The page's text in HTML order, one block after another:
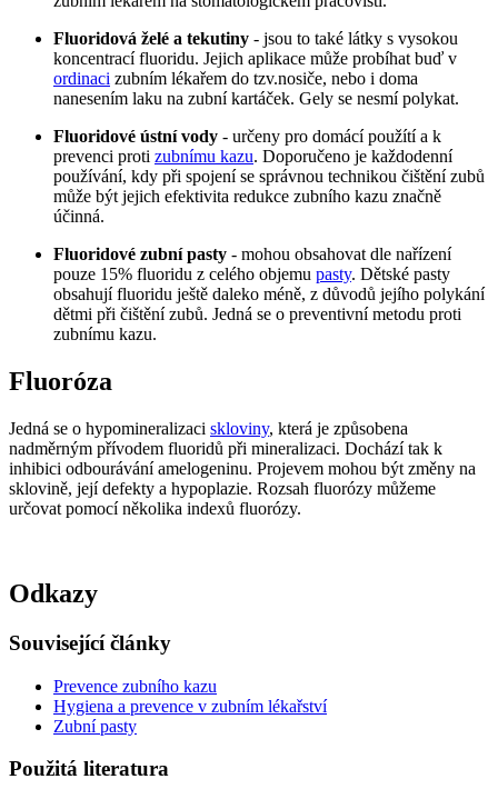
Fluoridová želé a tekutiny - jsou to také látky s vysokou
koncentrací fluoridu. Jejich aplikace může probíhat buď v
ordinaci zubním lékařem do tzv.nosiče, nebo i doma
nanesením laku na zubní kartáček. Gely se nesmí polykat.
Fluoridové ústní vody - určeny pro domácí použítí a k
prevenci proti zubnímu kazu. Doporučeno je každodenní
používání, kdy při spojení se správnou technikou čištění zubů
může být jejich efektivita redukce zubního kazu značně
účinná.
Fluoridové zubní pasty - mohou obsahovat dle nařízení
pouze 15% fluoridu z celého objemu pasty. Dětské pasty
obsahují fluoridu ještě daleko méně, z důvodů jejího polykání
dětmi při čištění zubů. Jedná se o preventivní metodu proti
zubnímu kazu.
Fluoróza
Jedná se o hypomineralizaci skloviny, která je způsobena
nadměrným přívodem fluoridů při mineralizaci. Dochází tak k
inhibici odbourávání amelogeninu. Projevem mohou být změny na
sklovině, její defekty a hypoplazie. Rozsah fluorózy můžeme
určovat pomocí několika indexů fluorózy.
Odkazy
Související články
Prevence zubního kazu
Hygiena a prevence v zubním lékařství
Zubní pasty
Použitá literatura